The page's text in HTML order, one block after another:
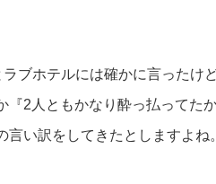
ブホテルには確かに言ったけ
『2人ともかなり酔っ払ってた
い訳をしてきたとしますよね。